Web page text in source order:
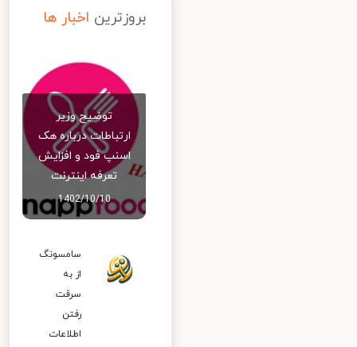
بروزترین اخبار ها
توضیح وزیر
ارتباطات درباره هک
اسنپ‌ فود و افزایش
تعرفه اینترنت
1402/10/10
سامسونگ
از به
سرقت
رفتن
اطلاعات